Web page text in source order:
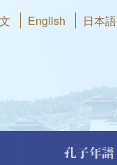
English 日本語
孔子年譜